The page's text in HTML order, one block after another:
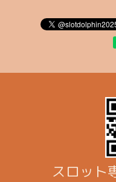
スロット